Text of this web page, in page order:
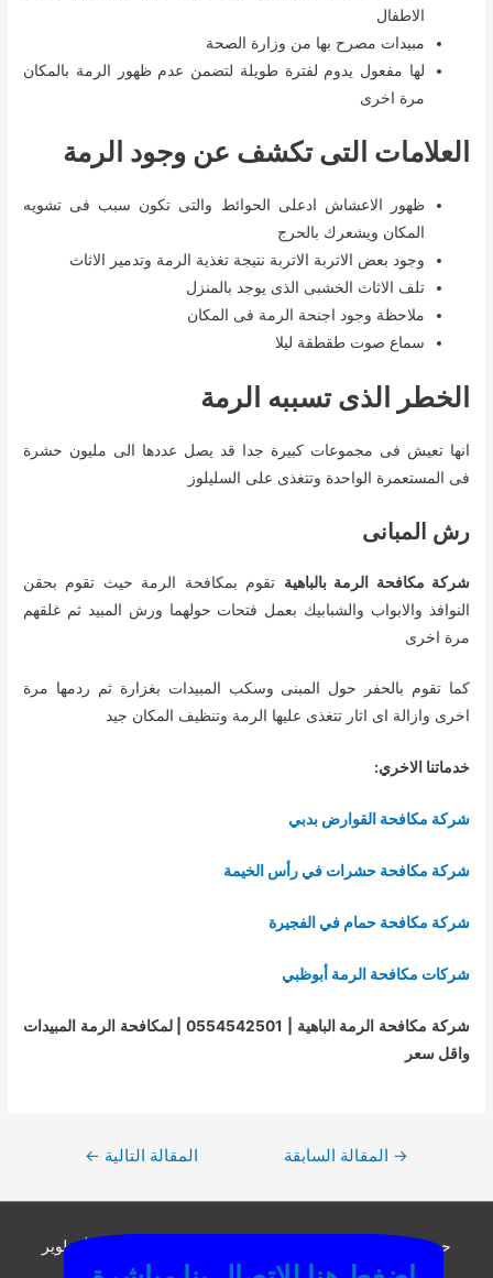
الاطفال
مبيدات مصرح بها من وزارة الصحة
لها مفعول يدوم لفترة طويلة لتضمن عدم ظهور الرمة بالمكان
مرة اخرى
العلامات التى تكشف عن وجود الرمة
ظهور الاعشاش ادعلى الحوائط والتى تكون سبب فى تشويه
المكان ويشعرك بالحرج
وجود بعض الاتربة الاتربة نتيجة تغذية الرمة وتدمير الاثاث
تلف الاثاث الخشبى الذى يوجد بالمنزل
ملاحظة وجود اجنحة الرمة فى المكان
سماع صوت طقطقة ليلا
الخطر الذى تسببه الرمة
انها تعيش فى مجموعات كبيرة جدا قد يصل عددها الى مليون حشرة
فى المستعمرة الواحدة وتتغذى على السليلوز
رش المبانى
شركة مكافحة الرمة بالباهية تقوم بمكافحة الرمة حيث تقوم بحقن
النوافذ والابواب والشبابيك بعمل فتحات حولهما ورش المبيد ثم غلقهم
مرة اخرى
كما تقوم بالحفر حول المبنى وسكب المبيدات بغزارة ثم ردمها مرة
اخرى وازالة اى اثار تتغذى عليها الرمة وتنظيف المكان جيد
خدماتنا الاخري:
شركة مكافحة القوارض بدبي
شركة مكافحة حشرات في رأس الخيمة
شركة مكافحة حمام في الفجيرة
شركات مكافحة الرمة أبوظبي
شركة مكافحة الرمة الباهية | 0554542501 | لمكافحة الرمة المبيدات
واقل سعر
تصفّح
→ المقالة السابقة المقالة التالية ←
حميع الحقوق محفوظة © 2026
| تطوير
الفريدة لحلول الويب 201000173541+